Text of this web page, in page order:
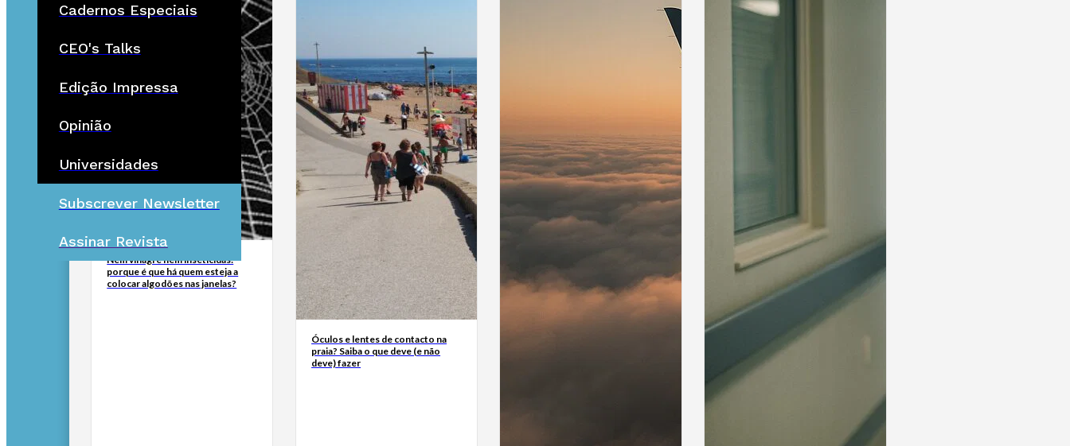
Cadernos Especiais
CEO's Talks
Edição Impressa
Opinião
Universidades
Subscrever Newsletter
Assinar Revista
Nem vinagre nem inseticidas:
porque é que há quem esteja a
colocar algodões nas janelas?
Óculos e lentes de contacto na
praia? Saiba o que deve (e não
deve) fazer